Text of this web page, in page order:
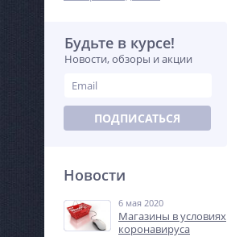
Будьте в курсе!
Новости, обзоры и акции
ПОДПИСАТЬСЯ
Новости
6 мая 2020
Магазины в условиях
коронавируса